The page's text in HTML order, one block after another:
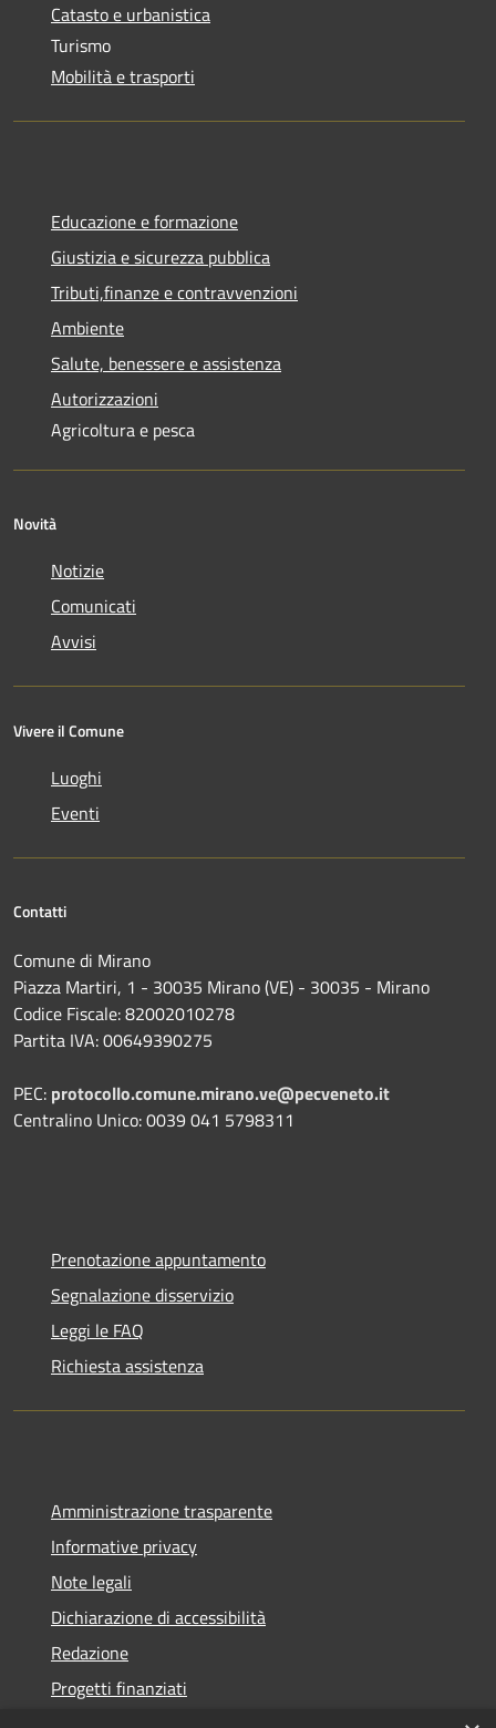
Catasto e urbanistica
Turismo
Mobilità e trasporti
Educazione e formazione
Giustizia e sicurezza pubblica
Tributi,finanze e contravvenzioni
Ambiente
Salute, benessere e assistenza
Autorizzazioni
Agricoltura e pesca
Novità
Notizie
Comunicati
Avvisi
Vivere il Comune
Luoghi
Eventi
Contatti
Comune di Mirano
Piazza Martiri, 1 - 30035 Mirano (VE) - 30035 - Mirano
Codice Fiscale: 82002010278
Partita IVA: 00649390275
PEC: protocollo.comune.mirano.ve@pecveneto.it
Centralino Unico: 0039 041 5798311
Prenotazione appuntamento
Segnalazione disservizio
Leggi le FAQ
Richiesta assistenza
Amministrazione trasparente
Informative privacy
Note legali
Dichiarazione di accessibilità
Redazione
Progetti finanziati